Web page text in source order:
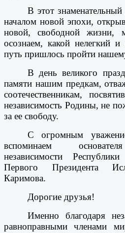
В этот
началом новой эпохи,
новой, свободной жизни,
осознаем, какой нелегкий
путь пришлось пройти
В день великого
памяти нашим предкам,
соотечественникам,
независимость Родины, не
за ее свободу.
С огромным
вспоминаем
независимости
Первого Президента
Каримова.
Дорогие друзья!
Именно благодаря
равноправными членами